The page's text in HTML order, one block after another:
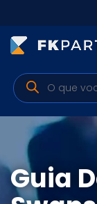
Cursos
Finanças &
Por atuação
Guia